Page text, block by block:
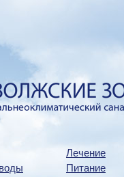
Лечение
Питание